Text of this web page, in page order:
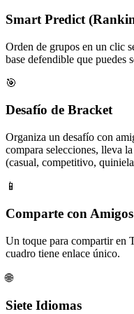
Smart Predict
Orden de grupos en un clic
base defendible que puedes
🎯
Desafío de Bracket
Organiza un desafío con
compara selecciones, lleva
(casual, competitivo,
📱
Comparte con Amigos
Un toque para compartir en
cuadro tiene enlace único.
🌐
Siete Idiomas